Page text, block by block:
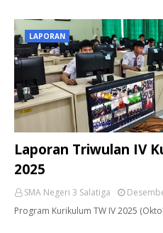
LAPORAN
Laporan Triwulan IV
2025
SMA Negeri 3 Salatiga
Program Kurikulum TW IV 2025